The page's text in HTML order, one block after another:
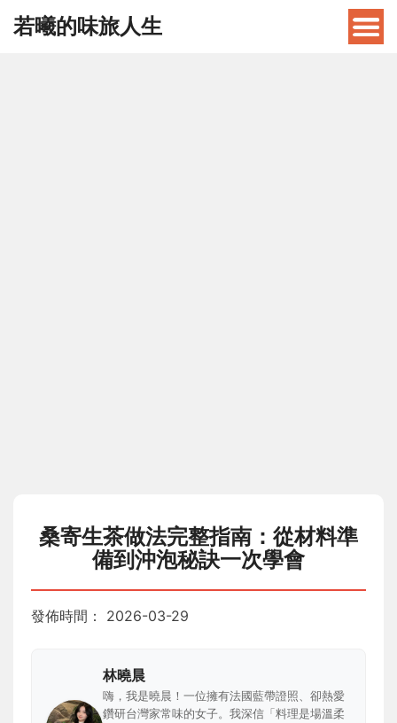
若曦的味旅人生
桑寄生茶做法完整指南：從材料準
備到沖泡秘訣一次學會
發佈時間： 2026-03-29
林曉晨
嗨，我是曉晨！一位擁有法國藍帶證照、卻熱愛
鑽研台灣家常味的女子。我深信「料理是場溫柔